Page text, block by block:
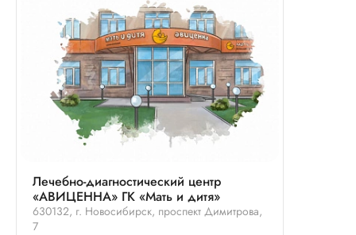
эффективности.
Лечебно-диагностический центр
«АВИЦЕННА» ГК «Мать и дитя»
630132, г. Новосибирск, проспект Димитрова,
7